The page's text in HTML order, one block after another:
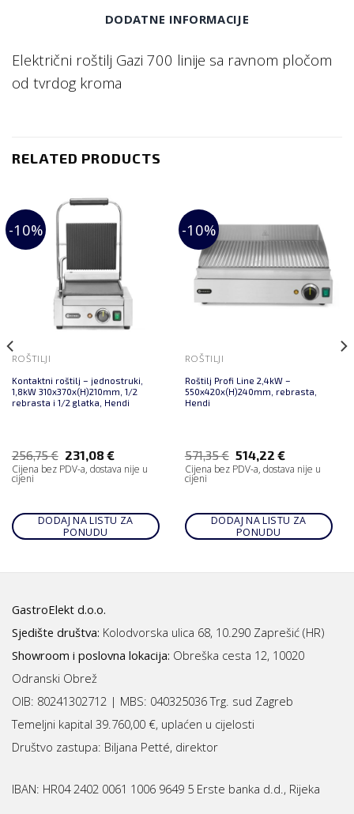
DODATNE INFORMACIJE
Električni roštilj Gazi 700 linije sa ravnom pločom
od tvrdog kroma
RELATED PRODUCTS
-10%
ROŠTILJI
Kontaktni roštilj – jednostruki,
1,8kW 310x370x(H)210mm, 1/2
rebrasta i 1/2 glatka, Hendi
256,75€ 231,08€
Cijena bez PDV-a, dostava nije u
cijeni
DODAJ NA LISTU ZA
PONUDU
-10%
ROŠTILJI
Roštilj Profi Line 2,4kW –
550x420x(H)240mm, rebrasta,
Hendi
571,35€ 514,22€
Cijena bez PDV-a, dostava nije u
cijeni
DODAJ NA LISTU ZA
PONUDU
GastroElekt d.o.o.
Sjedište društva: Kolodvorska ulica 68, 10.290 Zaprešić (HR)
Showroom i poslovna lokacija: Obreška cesta 12, 10020
Odranski Obrež
OIB: 80241302712 | MBS: 040325036 Trg. sud Zagreb
Temeljni kapital 39.760,00 €, uplaćen u cijelosti
Društvo zastupa: Biljana Petté, direktor
IBAN: HR04 2402 0061 1006 9649 5 Erste banka d.d., Rijeka